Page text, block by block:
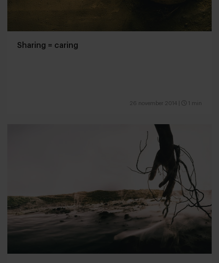
Sharing = caring
26 november 2014 1 min